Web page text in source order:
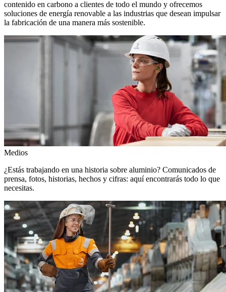
contenido en carbono a clientes de todo el mundo y ofrecemos
soluciones de energía renovable a las industrias que desean impulsar
la fabricación de una manera más sostenible.
Medios
¿Estás trabajando en una historia sobre aluminio? Comunicados de
prensa, fotos, historias, hechos y cifras: aquí encontrarás todo lo que
necesitas.